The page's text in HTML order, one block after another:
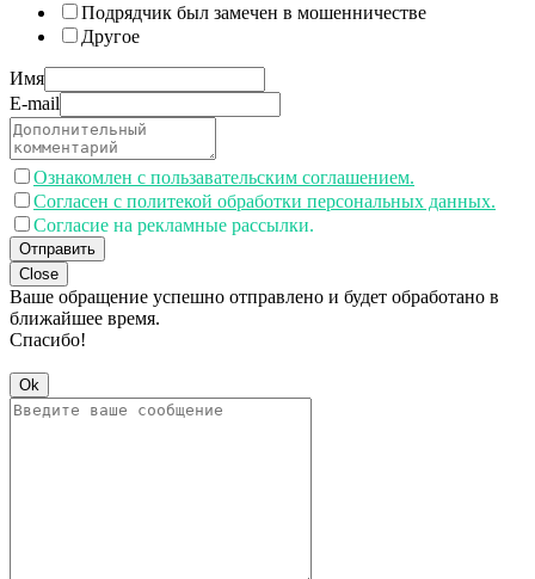
Подрядчик был замечен в мошенничестве
Другое
Имя
E-mail
Ознакомлен с пользавательским соглашением.
Согласен с политекой обработки персональных данных.
Согласие на рекламные рассылки.
Отправить
Close
Ваше обращение успешно отправлено и будет обработано в
ближайшее время.
Спасибо!
Ok